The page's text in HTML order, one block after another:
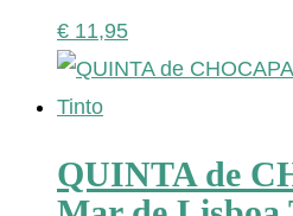
€ 11,95
QUINTA de